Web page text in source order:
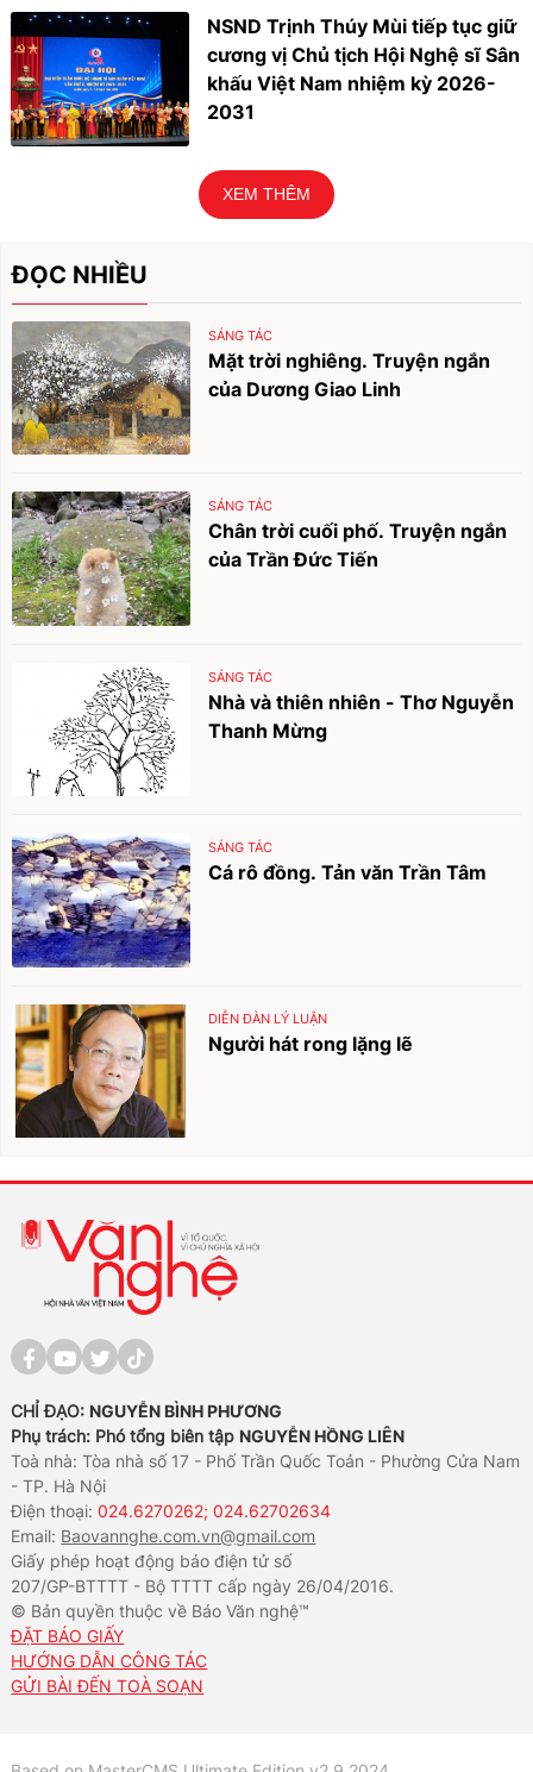
NSND Trịnh Thúy Mùi tiếp tục giữ
cương vị Chủ tịch Hội Nghệ sĩ Sân
khấu Việt Nam nhiệm kỳ 2026-
2031
XEM THÊM
ĐỌC NHIỀU
SÁNG TÁC
Mặt trời nghiêng. Truyện ngắn
của Dương Giao Linh
SÁNG TÁC
Chân trời cuối phố. Truyện ngắn
của Trần Đức Tiến
SÁNG TÁC
Nhà và thiên nhiên - Thơ Nguyễn
Thanh Mừng
SÁNG TÁC
Cá rô đồng. Tản văn Trần Tâm
DIỄN ĐÀN LÝ LUẬN
Người hát rong lặng lẽ
CHỈ ĐẠO: NGUYỄN BÌNH PHƯƠNG
Phụ trách: Phó tổng biên tập NGUYỄN HỒNG LIÊN
Toà nhà: Tòa nhà số 17 - Phố Trần Quốc Toản - Phường Cửa Nam
- TP. Hà Nội
Điện thoại:024.6270262; 024.62702634
Email: Baovannghe.com.vn@gmail.com
Giấy phép hoạt động báo điện tử số
207/GP-BTTTT - Bộ TTTT cấp ngày 26/04/2016.
© Bản quyền thuộc về Báo Văn nghệ™
ĐẶT BÁO GIẤY
HƯỚNG DẪN CÔNG TÁC
GỬI BÀI ĐẾN TOÀ SOẠN